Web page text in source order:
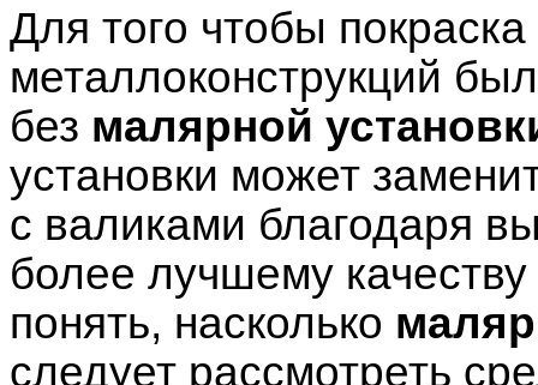
Для того чтобы
металлоконструкций
без малярной
установки может
с валиками благодаря
более лучшему
понять, насколько
следует рассмотреть